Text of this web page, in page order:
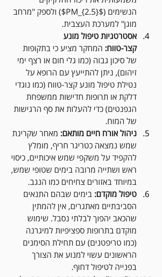
הנשימים ($PM_{2.5}$) ולספק "מרחב
מוגן" למערכת העצבית.
אסטרטגיות טיפול מונע
קצר-טווח: המחקר מציע כי בתקופות
של סיכון גבוה (כמו גלי חום או רצף ימי
זיהום), ניתן להתייעץ עם הרופא על
נטילת טיפול מונע קצר-טווח (כמו נוגדי
דלקת או תרופות חדישות ממשפחת
הגפנטים) כדי להעלות את סף הרגישות
של המוח.
ניהול אורח חיים מותאם: מאחר שקרינת
שמש נמצאה כטריגר חריף, מומלץ
להקפיד על משקפי שמש איכותיים, כיסוי
ראש ושתייה מרובה בימים שטופי שמש,
במיוחד באזורים צחיחים כמו הנגב.
טיפול מוקדם: בימים שבהם התנאים
הסביבתיים מאתגרים, אין להמתין
שהכאב יהפוך לבלתי נסבל. שימוש
מוקדם בתרופות ספציפיות למיגרנה
(כמו טריפטנים) עם תחילת הסימנים
הראשונים עשוי למנוע את הצורך
בפנייה לטיפול דחוף.